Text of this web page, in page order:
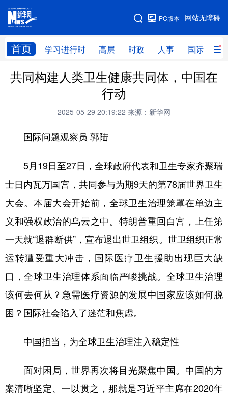
网站无障碍
PC版本
首页 学习进行时 高层 时政 人事 国际 财
网站地图
学习进行时 高层 时政 人事
科技 科创
文化 书画 健康 军事
访谈 视频 图片 政务
法律 中央文件 金融 汽车
食品 人居 信息化 数字经济
彩票 娱乐 时尚 悦读
公益 一带一路 亚太网
地方频道
共同构建人类卫生健康共同体，中国在
行动
2025-05-29 20:19:22 来源：新华网
国际问题观察员 郭陆
5月19日至27日，全球政府代表和卫生专家齐聚瑞
士日内瓦万国宫，共同参与为期9天的第78届世界卫生
大会。本届大会开始前，全球卫生治理笼罩在单边主
义和强权政治的乌云之中。特朗普重回白宫，上任第
一天就“退群断供”，宣布退出世卫组织。世卫组织正常
运转遭受重大冲击，国际医疗卫生援助出现巨大缺
口，全球卫生治理体系面临严峻挑战。全球卫生治理
该何去何从？急需医疗资源的发展中国家应该如何脱
困？国际社会陷入了迷茫和焦虑。
中国担当，为全球卫生治理注入稳定性
面对困局，世界再次将目光聚焦中国。中国的方
案清晰坚定、一以贯之，那就是习近平主席在2020年